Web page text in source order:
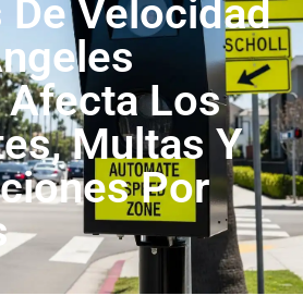
De Velocidad
Afecta Los
Multas Y
Por